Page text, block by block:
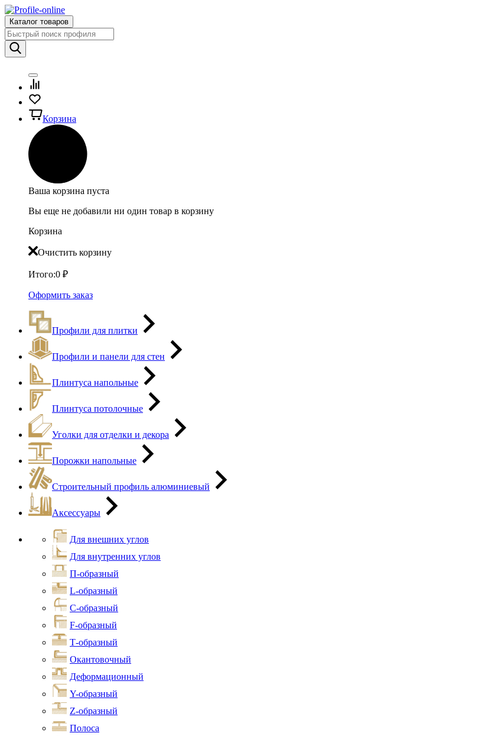
Каталог товаров
Корзина
Ваша корзина пуста
Вы еще не добавили ни один товар в корзину
Корзина
Очистить корзину
Итого:0 ₽
Оформить заказ
Профили для плитки
Профили и панели для стен
Плинтуса напольные
Плинтуса потолочные
Уголки для отделки и декора
Порожки напольные
Строительный профиль алюминиевый
Аксессуары
Для внешних углов
Для внутренних углов
П-образный
L-образный
С-образный
F-образный
Т-образный
Окантовочный
Деформационный
Y-образный
Z-образный
Полоса